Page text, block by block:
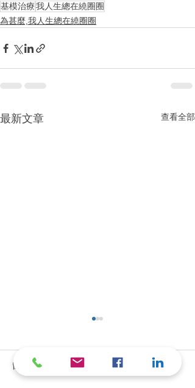
基模治療我人生總在繞圈圈
為甚麼,我人生總在繞圈圈
最新文章 查看全部
厭食症
留言